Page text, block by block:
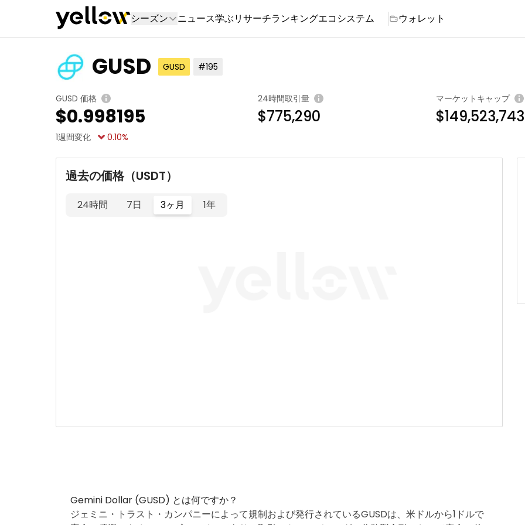
シーズン ニュース学ぶリサーチランキングエコシステム ウォレット
GUSD GUSD #195
GUSD 価格
$0.998195
1週間変化 0.10%
24時間取引量
$775,290
マーケットキャップ
$149,523,743
過去の価格（USDT）
24時間 7日 3ヶ月 1年
Gemini Dollar (GUSD) とは何ですか？
ジェミニ・トラスト・カンパニーによって規制および発行されているGUSDは、米ドルから1ドルで